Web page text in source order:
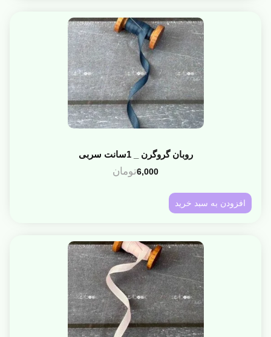
روبان گروگرن _ 1سانت سربی
6,000تومان
افزودن به سبد خرید